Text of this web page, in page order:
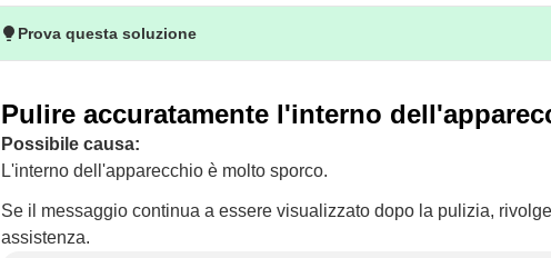
Prova questa soluzione
Pulire accuratamente l'interno
Possibile causa:
L'interno dell'apparecchio è molto sporco.
Se il messaggio continua a essere visualizzato dopo la pulizia,
assistenza.